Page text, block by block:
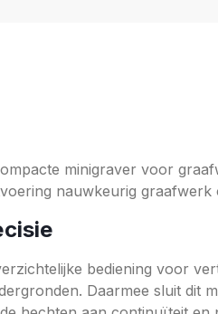
minigraver voor
nauwkeurig
bediening voor
Daarmee sluit dit